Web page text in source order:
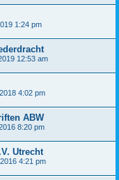
1:24 pm
12:53 am
4:02 pm
ABW
8:20 pm
Utrecht
4:21 pm